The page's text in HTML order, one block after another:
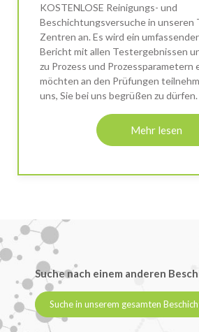
KOSTENLOSE Reinigungs- und
Beschichtungsversuche in unseren
Zentren an. Es wird ein
Bericht mit allen Testergebnissen
zu Prozess und Prozessparametern
möchten an den Prüfungen
uns, Sie bei uns begrüßen zu dürfen.
Mehr lesen
Suche nach einem anderen
Suche in unserem gesamten